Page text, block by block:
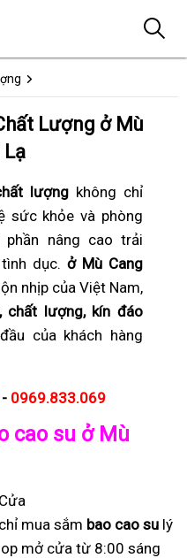
Lượng ở Mù
Lạ
lượng không chỉ
sức khỏe và phòng
nâng cao trải
dục. ở Mù Cang
nhịp của Việt Nam,
chất lượng, kín đáo
của khách hàng
- 0969.833.069
cao su ở Mù
mua sắm bao cao su lý
mở cửa từ 8:00 sáng